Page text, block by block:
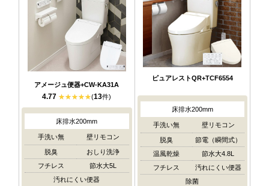
アメージュ便器+CW-KA31A
4.77 (13件)
床排水200mm
手洗い無 壁リモコン
脱臭
おしり洗浄
フチレス
節水大5L
汚れにくい便器
ピュアレストQR+TCF6554
床排水200mm
手洗い無 壁リモコン
脱臭
節電（瞬間式）
温風乾燥
節水大4.8L
フチレス
汚れにくい便器
除菌